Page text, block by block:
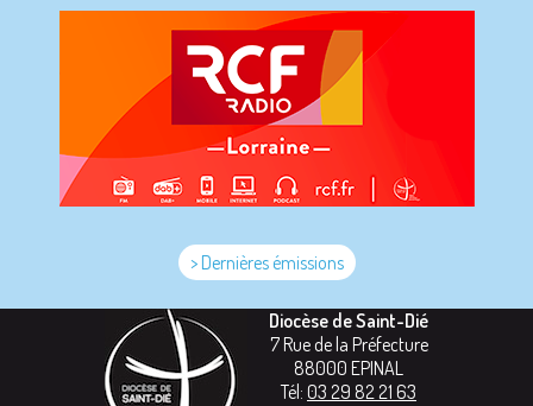
> Dernières émissions
Diocèse de Saint-Dié
7 Rue de la Préfecture
88000 EPINAL
Tél: 03 29 82 21 63